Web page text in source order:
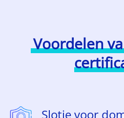
Voordelen
Slotje voor